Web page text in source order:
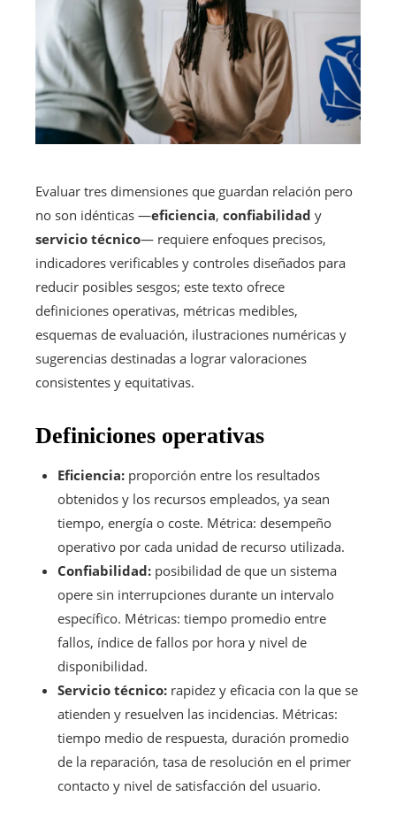
Evaluar tres dimensiones que guardan relación pero
no son idénticas —eficiencia, confiabilidad y
servicio técnico— requiere enfoques precisos,
indicadores verificables y controles diseñados para
reducir posibles sesgos; este texto ofrece
definiciones operativas, métricas medibles,
esquemas de evaluación, ilustraciones numéricas y
sugerencias destinadas a lograr valoraciones
consistentes y equitativas.
Definiciones operativas
Eficiencia: proporción entre los resultados
obtenidos y los recursos empleados, ya sean
tiempo, energía o coste. Métrica: desempeño
operativo por cada unidad de recurso utilizada.
Confiabilidad: posibilidad de que un sistema
opere sin interrupciones durante un intervalo
específico. Métricas: tiempo promedio entre
fallos, índice de fallos por hora y nivel de
disponibilidad.
Servicio técnico: rapidez y eficacia con la que se
atienden y resuelven las incidencias. Métricas:
tiempo medio de respuesta, duración promedio
de la reparación, tasa de resolución en el primer
contacto y nivel de satisfacción del usuario.